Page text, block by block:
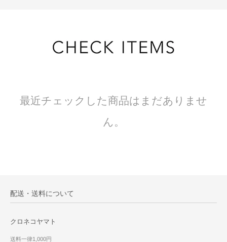
最近チェックした商品はまだありませ
ん。
配送・送料について
クロネコヤマト
送料一律1,000円